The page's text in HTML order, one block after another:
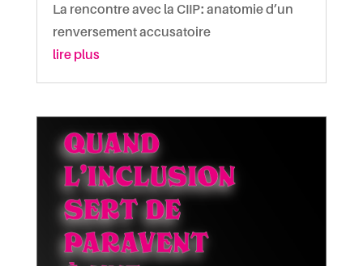
La rencontre avec la CIIP : anatomie d’un
renversement accusatoire
lire plus